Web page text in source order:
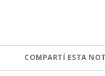
COMPARTÍ ESTA